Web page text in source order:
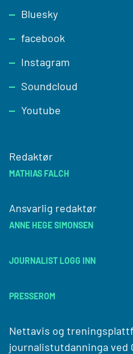
Footer
Bluesky
facebook
Instagram
Soundcloud
Youtube
Redaktør
MATHIAS FALCH
Ansvarlig redaktør
ANNE HEGE SIMONSEN
JOURNALIST LOGG INN
PRESSEROM
Nettavis og
journalistutdanninga ved